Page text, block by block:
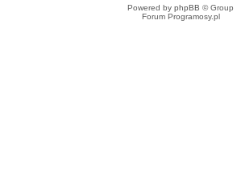
Powered by phpBB © Group
Forum Programosy.pl